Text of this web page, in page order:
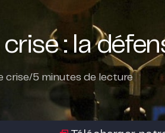
: la
crise/5 minutes de lecture